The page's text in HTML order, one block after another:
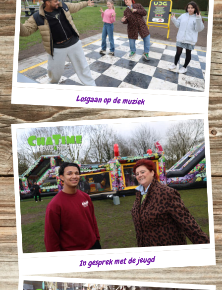
Losgaan op de muziek
In gesprek met de jeugd